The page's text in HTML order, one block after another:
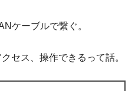
ケーブルで繋ぐ。
セス、操作できるって話。